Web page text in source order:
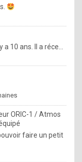
10 ans. Il a réce...
ORIC-1 / Atmos
faire un petit